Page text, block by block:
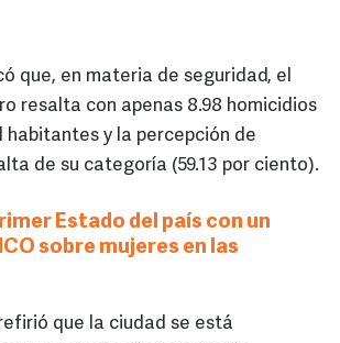
que, en materia de seguridad, el
resalta con apenas 8.98 homicidios
habitantes y la percepción de
de su categoría (59.13 por ciento).
Estado del país con un
sobre mujeres en las
que la ciudad se está